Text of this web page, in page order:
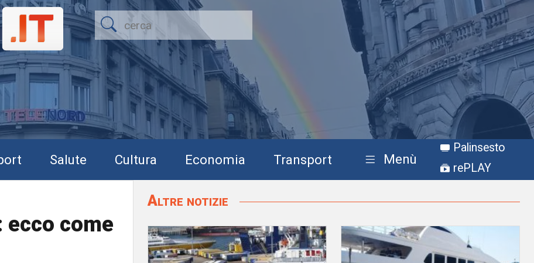
Salute Cultura Economia Transport Menù
Palinsesto
rePLAY
ecco come
Altre notizie